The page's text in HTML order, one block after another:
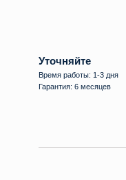
Уточняйте
Время работы: 1-3 дня
Гарантия: 6 месяцев